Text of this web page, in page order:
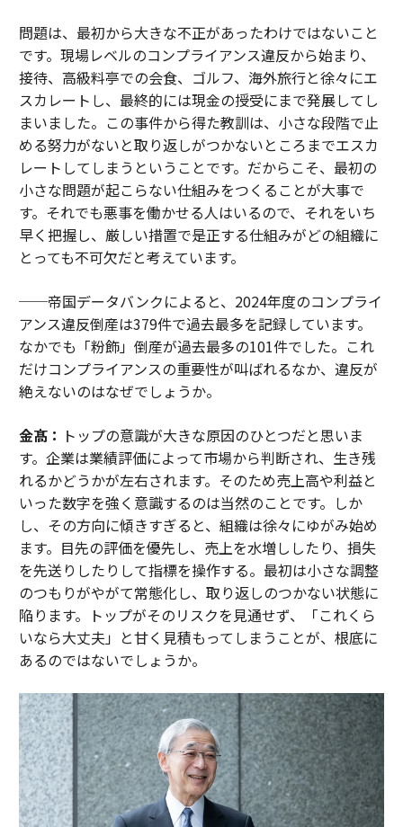
問題は、最初から大きな不正があったわけではないこと
です。現場レベルのコンプライアンス違反から始まり、
接待、高級料亭での会食、ゴルフ、海外旅行と徐々にエ
スカレートし、最終的には現金の授受にまで発展してし
まいました。この事件から得た教訓は、小さな段階で止
める努力がないと取り返しがつかないところまでエスカ
レートしてしまうということです。だからこそ、最初の
小さな問題が起こらない仕組みをつくることが大事で
す。それでも悪事を働かせる人はいるので、それをいち
早く把握し、厳しい措置で是正する仕組みがどの組織に
とっても不可欠だと考えています。
──帝国データバンクによると、2024年度のコンプライ
アンス違反倒産は379件で過去最多を記録しています。
なかでも「粉飾」倒産が過去最多の101件でした。これ
だけコンプライアンスの重要性が叫ばれるなか、違反が
絶えないのはなぜでしょうか。
金髙： トップの意識が大きな原因のひとつだと思いま
す。企業は業績評価によって市場から判断され、生き残
れるかどうかが左右されます。そのため売上高や利益と
いった数字を強く意識するのは当然のことです。しか
し、その方向に傾きすぎると、組織は徐々にゆがみ始め
ます。目先の評価を優先し、売上を水増ししたり、損失
を先送りしたりして指標を操作する。最初は小さな調整
のつもりがやがて常態化し、取り返しのつかない状態に
陥ります。トップがそのリスクを見通せず、「これくら
いなら大丈夫」と甘く見積もってしまうことが、根底に
あるのではないでしょうか。